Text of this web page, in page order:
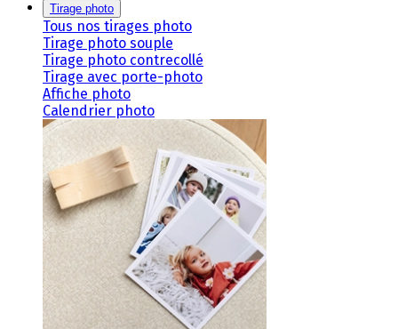
Tirage photo
Tous nos tirages photo
Tirage photo souple
Tirage photo contrecollé
Tirage avec porte-photo
Affiche photo
Calendrier photo